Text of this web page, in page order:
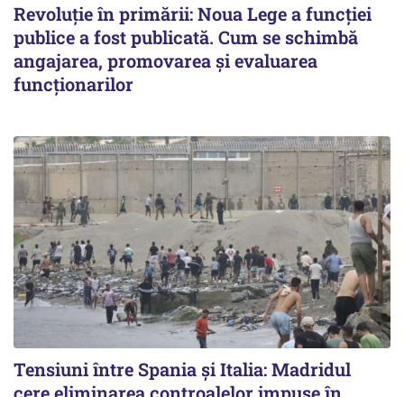
Revoluție în primării: Noua Lege a funcției
publice a fost publicată. Cum se schimbă
angajarea, promovarea și evaluarea
funcționarilor
Tensiuni între Spania și Italia: Madridul
cere eliminarea controalelor impuse în